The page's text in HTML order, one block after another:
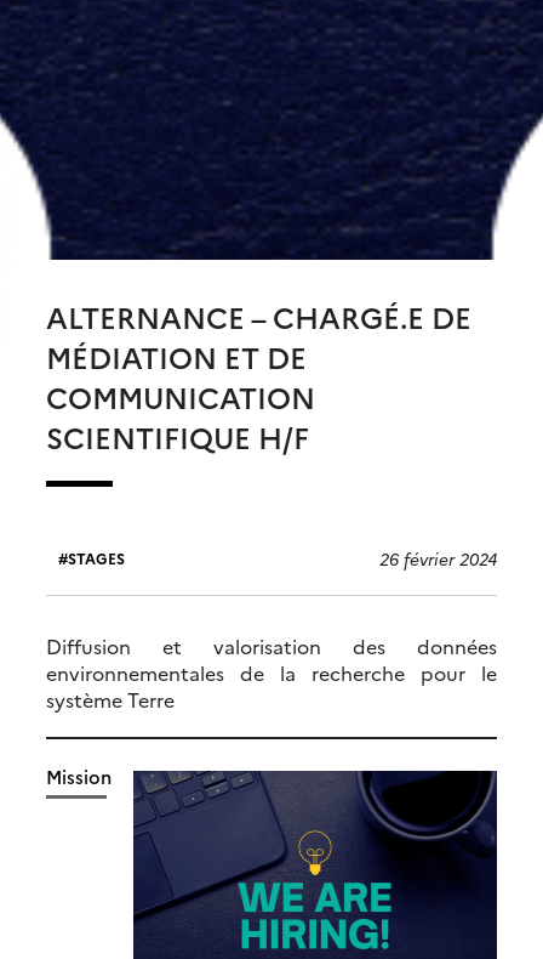
ALTERNANCE – CHARGÉ.E DE
MÉDIATION ET DE
COMMUNICATION
SCIENTIFIQUE H/F
STAGES 26 février 2024
Diffusion et valorisation des données
environnementales de la recherche pour le
système Terre
Mission